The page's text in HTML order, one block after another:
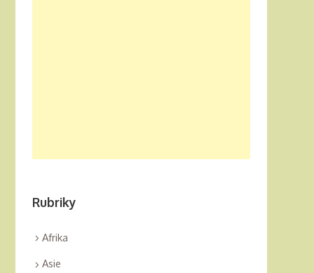
Rubriky
Afrika
Asie